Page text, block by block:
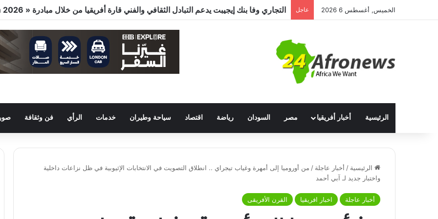
الخميس, أغسطس 6 2026 عاجل
الرئيسية أخبار أفريقيا مصر السودان رياضة اقتصاد سياحة وطيران خدمات الرأي فن وثقافة
الرئيسية / أخبار عاجلة / من أوروميا إلى أمهرة وغياب تيجراي .. انطلاق التصويت في الانتخابات الإثيوبية في ظل نزاعات داخلية
واختبار جديد لـ آبي أحمد
أخبار عاجلة اخبار افريقيا القرن الأفريقى